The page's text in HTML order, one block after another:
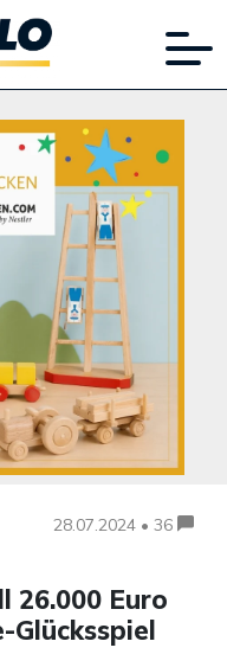
28.07.2024 • 36
26.000 Euro
Glücksspiel